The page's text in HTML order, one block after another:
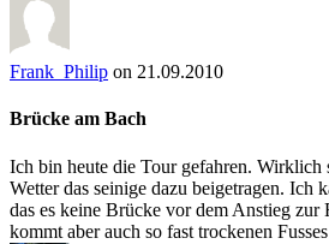
Frank_Philip on 21.09.2010
Brücke am Bach
Ich bin heute die Tour gefahren. Wirklich
Wetter das seinige dazu beigetragen. Ich
das es keine Brücke vor dem Anstieg zur
kommt aber auch so fast trockenen